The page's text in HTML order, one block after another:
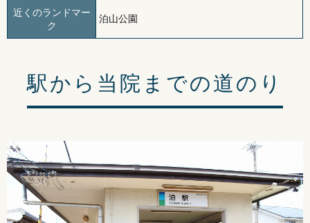
近くのランドマー
ク
泊山公園
駅から当院までの道のり